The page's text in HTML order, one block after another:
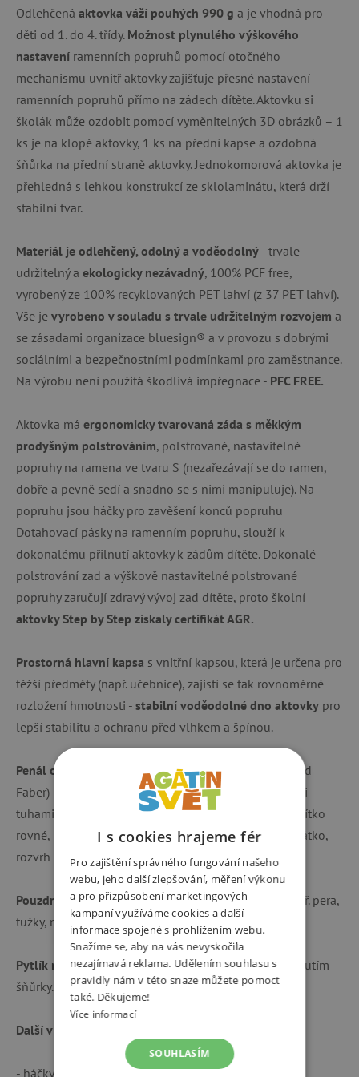
Odlehčená aktovka váží pouhých 990 g a je vhodná pro
děti od 1. do 4. třídy. Možnost plynulého výškového
nastavení ramenních popruhů pomocí otočného
mechanismu uvnitř aktovky zajišťuje přesné nastavení
ramenních popruhů přímo na zádech dítěte. Aktovku si
školák může ozdobit pomocí vyměnitelných 3D obrázků – 1
ks je na klopě aktovky, 1 ks na přední kapse a ozdobná
šňůrka na přední straně aktovky. Jednokomorová aktovka je
přehledná s lehkou konstrukcí ze sklolaminátu, která drží
stabilní tvar.
Materiál je odlehčený, odolný a voděodolný - trvale
udržitelný a ekologicky nezávadný, 100% PCF free,
vyrobený ze 100% recyklovaných PET lahví (z 37 PET lahví).
Vše je vyrobeno v souladu s trvale udržitelným rozvojem a
se zásadami organizace bluesign® a v provozu s dobrými
sociálními a bezpečnostními podmínkami pro zaměstnance.
Na výrobu není použitá škodlivá impřegnace - PFC FREE.
Aktovka má ergonomicky tvarovaná záda s měkkým
prodyšným polstrováním, polstrované, nastavitelné
popruhy na ramena ve tvaru S (nezařezávají se do ramen,
dobře a pevně sedí a snadno se s nimi manipuluje). Na
popruhu jsou háčky pro zavěšení konců popruhu
Dotahovací pásky na ramenním popruhu, slouží k
dokonalému přilnutí aktovky k zádům dítěte. Dokonalé
polstrování zad a výškově nastavitelné polstrované
popruhy zaručují zdravý vývoj zad dítěte, proto školní
aktovky Step by Step získaly certifikát AGR.
Prostorná hlavní kapsa s vnitřní kapsou, která je určena pro
těžší předměty (např. učebnice), zajistí se tak rovnoměrné
rozložení hmotnosti - stabilní voděodolné dno aktovky pro
lepší stabilitu a ochranu před vlhkem a špínou.
Penál obsahuje
značkové tužky (německá zn. Eberhard
Faber) - 7 silných trojhranných pastelek s nelámavými
tuhami, 12 tenkých trojhranných pastelek, tužka pravítko
rovné, pravítko trojúhelníkové, gumu, dvojité ořezávátko,
rozvrh hodin. Penál je uzavíratelný na zip.
Pouzdro
slouží pro ukládání školních pomůcek ( např. pera,
tužky, nůžky). Pouzdro je uzavíratelné na zip.
Pytlík na cvičební úbornebo přezůvky s zavírá utáhnutím
šňůrky. Pytlík má jednu přední kapsu na zip.
Další výhody této aktovky:
- háčky na popruhu pro zavěšení konců popruhu
I s cookies hrajeme fér
Pro zajištění správného fungování našeho
webu, jeho další zlepšování, měření výkonu
a pro přizpůsobení marketingových
kampaní využíváme cookies a další
informace spojené s prohlížením webu.
Snažíme se, aby na vás nevyskočila
nezajímavá reklama. Udělením souhlasu s
pravidly nám v této snaze můžete pomoct
také. Děkujeme!
Více informací
SOUHLASÍM